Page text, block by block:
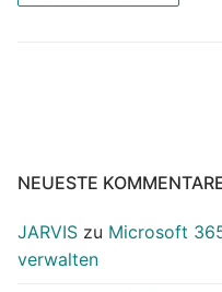
NEUESTE
JARVIS zu Microsoft
verwalten